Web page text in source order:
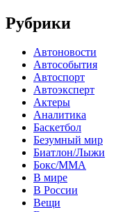
Рубрики
Автоновости
Автособытия
Автоспорт
Автоэксперт
Актеры
Аналитика
Баскетбол
Безумный мир
Биатлон/Лыжи
Бокс/MMA
В мире
В России
Вещи